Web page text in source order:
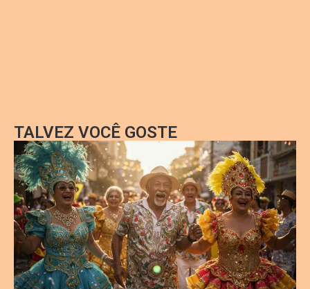
TALVEZ VOCÊ GOSTE